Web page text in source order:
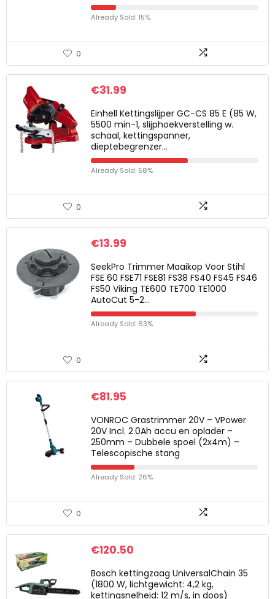
Already Sold: 15%
0
€31.99
Einhell Kettingslijper GC-CS 85 E (85 W,
5500 min-1, slijphoekverstelling w.
schaal, kettingspanner,
dieptebegrenzer…
Already Sold: 58%
0
€13.99
SeekPro Trimmer Maaikop Voor Stihl
FSE 60 FSE71 FSE81 FS38 FS40 FS45 FS46
FS50 Viking TE600 TE700 TE1000
AutoCut 5-2…
Already Sold: 63%
0
€81.95
VONROC Grastrimmer 20V – VPower
20V Incl. 2.0Ah accu en oplader –
250mm – Dubbele spoel (2x4m) –
Telescopische stang
Already Sold: 26%
0
€120.50
Bosch kettingzaag UniversalChain 35
(1800 W, lichtgewicht: 4,2 kg,
kettingsnelheid: 12 m/s, in doos)